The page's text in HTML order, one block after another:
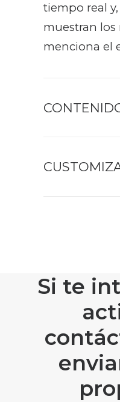
tiempo real
muestran los
menciona el
Si te